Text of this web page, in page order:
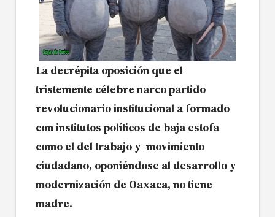
La decrépita oposición que el
tristemente célebre narco partido
revolucionario institucional a formado
con institutos políticos de baja estofa
como el del trabajo y movimiento
ciudadano, oponiéndose al desarrollo y
modernización de Oaxaca, no tiene
madre.